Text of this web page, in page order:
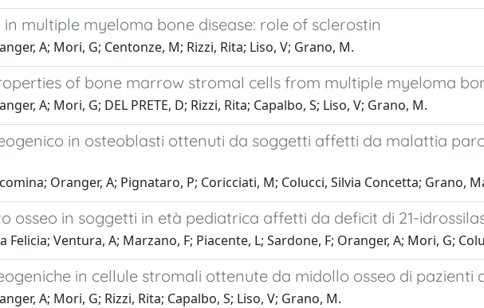
multiple myeloma bone disease: role of sclerostin
A; Mori, G; Centonze, M; Rizzi, Rita; Liso, V; Grano, M.
of bone marrow stromal cells from multiple myeloma
A; Mori, G; DEL PRETE, D; Rizzi, Rita; Capalbo, S; Liso, V; Grano, M.
in osteoblasti ottenuti da soggetti affetti da malattia
Oranger, A; Pignataro, P; Coricciati, M; Colucci, Silvia Concetta; Grano,
in soggetti in età pediatrica affetti da deficit di 21-
Ventura, A; Marzano, F; Piacente, L; Sardone, F; Oranger, A; Mori, G;
in cellule stromali ottenute da midollo osseo di
A; Mori, G; Rizzi, Rita; Capalbo, S; Liso, V; Grano, M.